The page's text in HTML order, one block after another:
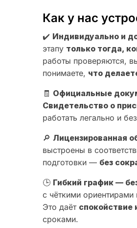
Как у нас
✔️ Индивидуально и
этапу только тогда,
работы проверяются,
понимаете, что
🧾 Официальные
Свидетельство о
работать легально и
🔎 Лицензированная
выстроены в
подготовки — без
🕒 Гибкий график —
с чёткими ориентирами
Это даёт спокойствие
сроками.